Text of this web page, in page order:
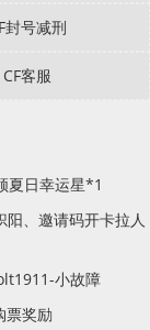
封号减刑
CF客服
夏日幸运星*1
阳、邀请码开卡拉人
小故障
票奖励